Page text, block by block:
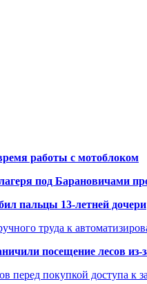
работы с мотоблоком
под Барановичами
пальцы 13-летней дочери
труда к
посещение лесов
перед покупкой доступа к